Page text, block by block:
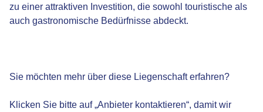
zu einer attraktiven Investition, die sowohl touristische als
auch gastronomische Bedürfnisse abdeckt.
Sie möchten mehr über diese Liegenschaft erfahren?
Klicken Sie bitte auf „Anbieter kontaktieren“, damit wir